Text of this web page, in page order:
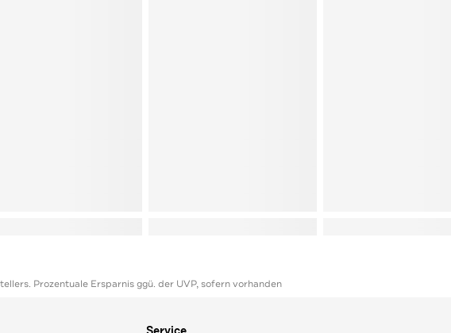
Prozentuale Ersparnis ggü. der UVP, sofern vorhanden